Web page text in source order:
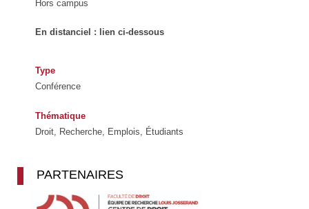
Hors campus
En distanciel : lien ci-dessous
Type
Conférence
Thématique
Droit, Recherche, Emplois, Étudiants
PARTENAIRES